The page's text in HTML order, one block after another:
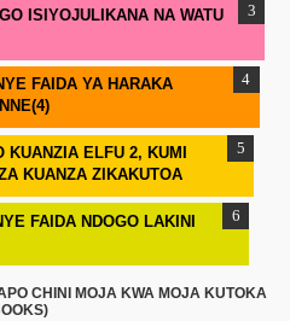
ISIYOJULIKANA NA WATU
FAIDA YA HARAKA
KUANZIA ELFU 2, KUMI
KUANZA ZIKAKUTOA
FAIDA NDOGO LAKINI
CHINI MOJA KWA MOJA KUTOKA